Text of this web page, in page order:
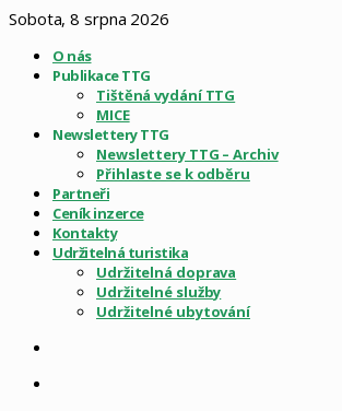
Sobota, 8 srpna 2026
O nás
Publikace TTG
Tištěná vydání TTG
MICE
Newslettery TTG
Newslettery TTG – Archiv
Přihlaste se k odběru
Partneři
Ceník inzerce
Kontakty
Udržitelná turistika
Udržitelná doprava
Udržitelné služby
Udržitelné ubytování